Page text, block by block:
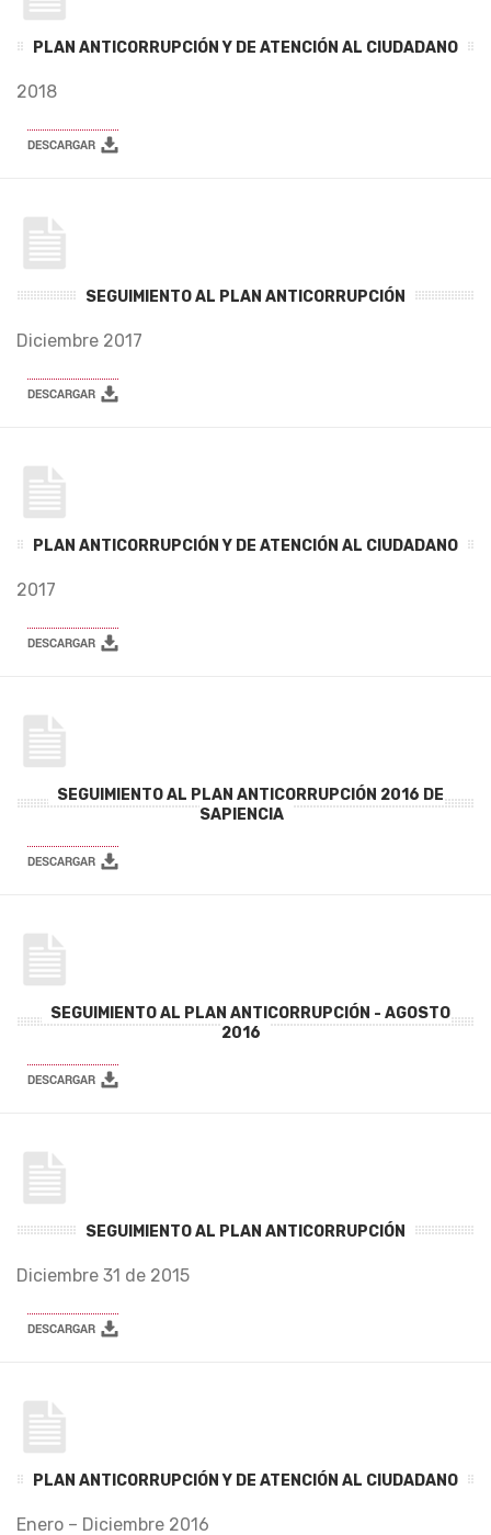
PLAN ANTICORRUPCIÓN Y DE ATENCIÓN AL CIUDADANO
2018
SEGUIMIENTO AL PLAN ANTICORRUPCIÓN
Diciembre 2017
PLAN ANTICORRUPCIÓN Y DE ATENCIÓN AL CIUDADANO
2017
SEGUIMIENTO AL PLAN ANTICORRUPCIÓN 2016 DE
SAPIENCIA
SEGUIMIENTO AL PLAN ANTICORRUPCIÓN - AGOSTO
2016
SEGUIMIENTO AL PLAN ANTICORRUPCIÓN
Diciembre 31 de 2015
PLAN ANTICORRUPCIÓN Y DE ATENCIÓN AL CIUDADANO
Enero – Diciembre 2016